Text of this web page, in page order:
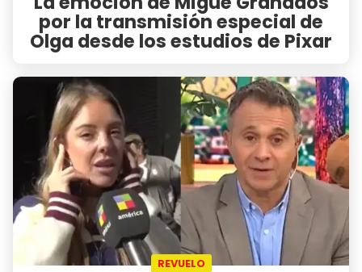
por la transmisión especial de
Olga desde los estudios de Pixar
REVUELO